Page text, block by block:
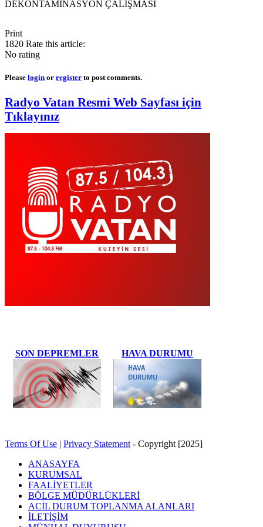
DEKONTAMİNASYON ÇALIŞMASI
Print
1820 Rate this article:
No rating
Please login or register to post comments.
Radyo Vatan Resmi Web Sayfası için
Tıklayınız
SON DEPREMLER HAVA DURUMU
Terms Of Use | Privacy Statement - Copyright [2025]
ANASAYFA
KURUMSAL
FAALİYETLER
BÖLGE MÜDÜRLÜKLERİ
ACİL DURUM TOPLANMA ALANLARI
İLETİŞİM